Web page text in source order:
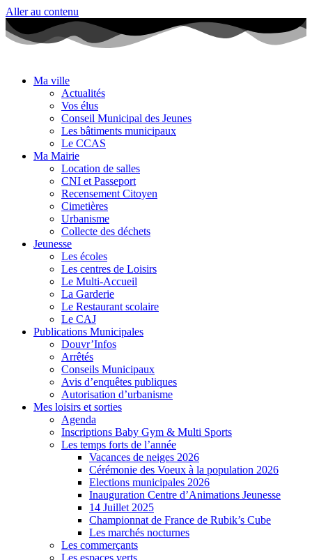
Aller au contenu
Ma ville
Actualités
Vos élus
Conseil Municipal des Jeunes
Les bâtiments municipaux
Le CCAS
Ma Mairie
Location de salles
CNI et Passeport
Recensement Citoyen
Cimetières
Urbanisme
Collecte des déchets
Jeunesse
Les écoles
Les centres de Loisirs
Le Multi-Accueil
La Garderie
Le Restaurant scolaire
Le CAJ
Publications Municipales
Douvr’Infos
Arrêtés
Conseils Municipaux
Avis d’enquêtes publiques
Autorisation d’urbanisme
Mes loisirs et sorties
Agenda
Inscriptions Baby Gym & Multi Sports
Les temps forts de l’année
Vacances de neiges 2026
Cérémonie des Voeux à la population 2026
Elections municipales 2026
Inauguration Centre d’Animations Jeunesse
14 Juillet 2025
Championnat de France de Rubik’s Cube
Les marchés nocturnes
Les commerçants